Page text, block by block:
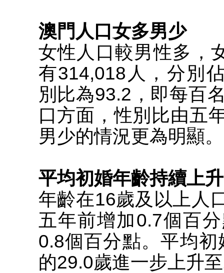
澳門人口女多男少
女性人口較男性多，
有314,018人，分別
別比為93.2，即每百
口方面，性別比由五
男少的情況更為明顯。
平均初婚年齡持續上升
年齡在16歲及以上人
五年前增加0.7個百
0.8個百分點。平均
的29.0歲進一步上升